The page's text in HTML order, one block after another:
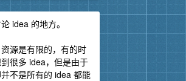
idea 的地方。
源是有限的，有的时
很多 idea，但是由于
不是所有的 idea 都能